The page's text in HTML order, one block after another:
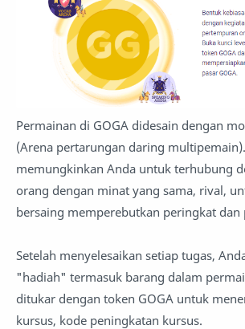
Permainan di GOGA didesain dengan
(Arena pertarungan daring
memungkinkan Anda untuk terhubung
orang dengan minat yang sama, rival,
bersaing memperebutkan peringkat dan
Setelah menyelesaikan setiap tugas,
"hadiah" termasuk barang dalam
ditukar dengan token GOGA untuk
kursus, kode peningkatan kursus.